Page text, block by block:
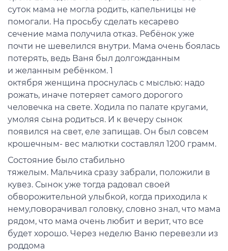
суток мама не могла родить, капельницы не
помогали. На просьбу сделать кесарево
сечение мама получила отказ. Ребёнок уже
почти не шевелился внутри. Мама очень боялась
потерять, ведь Ваня был долгожданным
и желанным ребёнком. 1
октября женщина проснулась с мыслью: надо
рожать, иначе потеряет самого дорогого
человечка на свете. Ходила по палате кругами,
умоляя сына родиться. И к вечеру сынок
появился на свет, еле запищав. Он был совсем
крошечным- вес малютки составлял 1200 грамм.
Состояние было стабильно
тяжелым. Мальчика сразу забрали, положили в
кувез. Сынок уже тогда радовал своей
обворожительной улыбкой, когда приходила к
нему,поворачивал головку, словно знал, что мама
рядом, что мама очень любит и верит, что все
будет хорошо. Через неделю Ваню перевезли из
роддома